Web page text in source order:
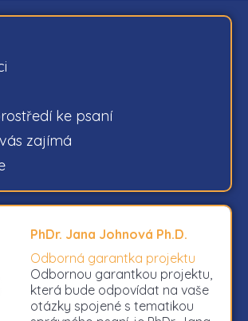
ke psaní
zajímá
PhDr. Jana Johnová Ph.D.
Odborná garantka projektu
Odbornou garantkou projektu,
která bude odpovídat na vaše
otázky spojené s tematikou